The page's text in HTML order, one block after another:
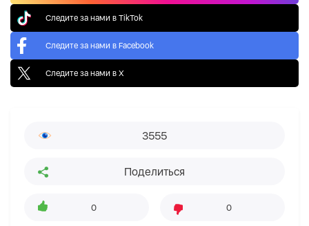
Следите за нами в TikTok
Следите за нами в Facebook
Следите за нами в X
3555
Поделиться
0 0